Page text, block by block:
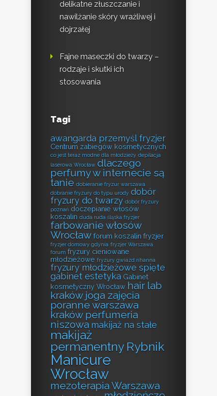
delikatne złuszczanie i
nawilżanie skóry wrażliwej i
dojrzałej
Fajne maseczki do twarzy –
rodzaje i skutki ich
stosowania
Tagi
awangarda przemyśl fryzjer
Centrum zabiegów kosmetycznych
co jest teraz modne dla młodzieży depilacja
laserowa Wrocław dlaczego
perfumy w internecie są
tanie dobieranie fryzur warszawa
dobranie fryzury do typu urody dobór
fryzury do twarzy dobór fryzury
poznań doczepianie włosów
koszalin duda ruda śląska fryzjer
farbowanie włosów
Wrocław forum koszalin fryzjer
fryzjer domowy gdynia fryzjer Warszawa
forum fryzury cieniowane
młodzieżowe fryzury gwiazd rihanna
fryzury młodzieżowe spięte
gabinet estetyka Gabinet
kosmetyczny Wrocław hair lab
kraków joga zajęcia
poranne warszawa
kraków perfumeria
niszowa makijaż na stałe
makijaż
permanentny Rybnik
Manicure
Wrocław
mezoterapia Warszawa